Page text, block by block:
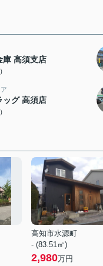
庫 高須支店
ッグ 高須店
高知市水源町
- (83.51㎡)
2,980万円